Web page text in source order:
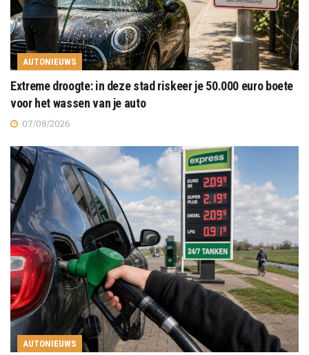
AUTONIEUWS
Extreme droogte: in deze stad riskeer je 50.000 euro boete
voor het wassen van je auto
07/08/2026
AUTONIEUWS